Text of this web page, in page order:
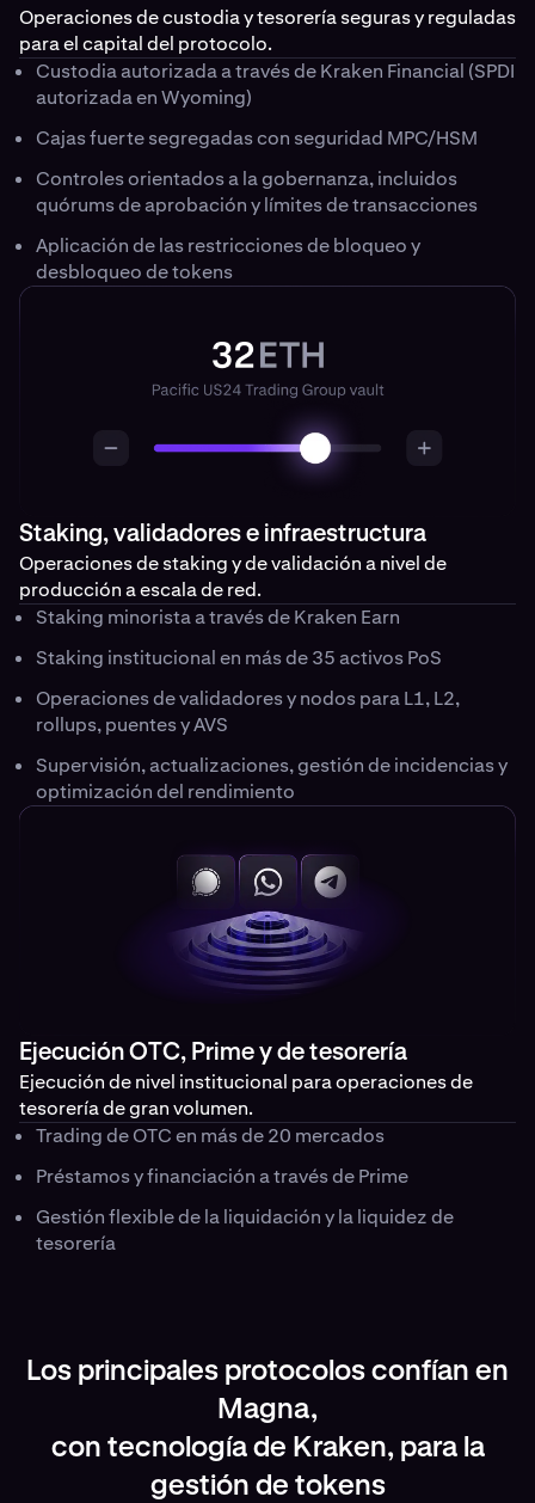
Operaciones de custodia y tesorería seguras y reguladas
para el capital del protocolo.
Custodia autorizada a través de Kraken Financial (SPDI
autorizada en Wyoming)
Cajas fuerte segregadas con seguridad MPC/HSM
Controles orientados a la gobernanza, incluidos
quórums de aprobación y límites de transacciones
Aplicación de las restricciones de bloqueo y
desbloqueo de tokens
Staking, validadores e infraestructura
Operaciones de staking y de validación a nivel de
producción a escala de red.
Staking minorista a través de Kraken Earn
Staking institucional en más de 35 activos PoS
Operaciones de validadores y nodos para L1, L2,
rollups, puentes y AVS
Supervisión, actualizaciones, gestión de incidencias y
optimización del rendimiento
Ejecución OTC, Prime y de tesorería
Ejecución de nivel institucional para operaciones de
tesorería de gran volumen.
Trading de OTC en más de 20 mercados
Préstamos y financiación a través de Prime
Gestión flexible de la liquidación y la liquidez de
tesorería
Los principales protocolos confían en
Magna,
con tecnología de Kraken, para la
gestión de tokens